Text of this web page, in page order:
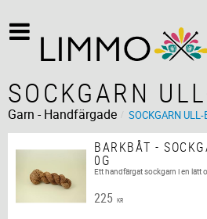
SOCKGARN
Garn - Handfärgade SOCKGARN
BARKBÅT -
0G
Ett handfärgat sockgarn i en lätt
225 KR